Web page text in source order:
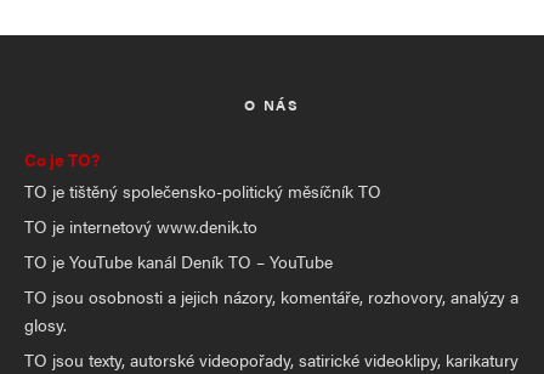
O NÁS
Co je TO?
TO je tištěný společensko-politický měsíčník TO
TO je internetový www.denik.to
TO je YouTube kanál Deník TO – YouTube
TO jsou osobnosti a jejich názory, komentáře, rozhovory, analýzy a
glosy.
TO jsou texty, autorské videopořady, satirické videoklipy, karikatury